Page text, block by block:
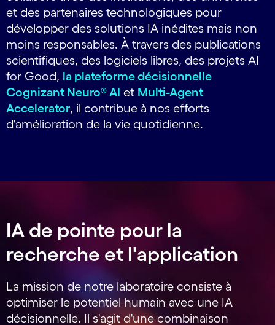
et des partenaires technologiques pour
développer des solutions IA inédites mais non
moins responsables. À travers des publications
scientifiques, des logiciels libres, des projets AI
for Good, la plateforme décisionnelle
Cognizant Neuro® AI et Multi-Agent
Accelerator, il contribue à nos efforts
d'amélioration de la vie quotidienne.
IA de pointe pour la
recherche et l'application
La mission de notre laboratoire consiste à
optimiser le potentiel humain avec une IA
décisionnelle. Il s'agit d'une combinaison